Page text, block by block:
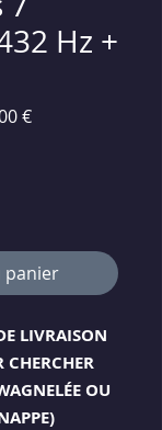
Hz +
€Prix
panier
LIVRAISON
CHERCHER
OU